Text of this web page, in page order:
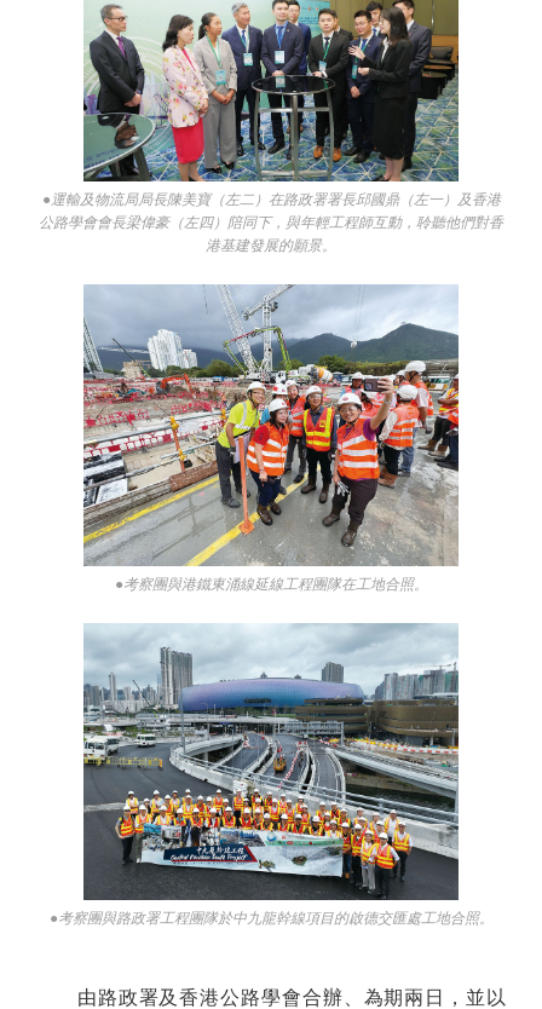
●運輸及物流局局長陳美寶（左二）在路政署署長邱國鼎（左一）及香港
公路學會會長梁偉豪（左四）陪同下，與年輕工程師互動，聆聽他們對香
港基建發展的願景。
●考察團與港鐵東涌線延線工程團隊在工地合照。
●考察團與路政署工程團隊於中九龍幹線項目的啟德交匯處工地合照。
由路政署及香港公路學會合辦、為期兩日，並以